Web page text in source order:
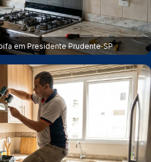
em Presidente Prudente‑SP